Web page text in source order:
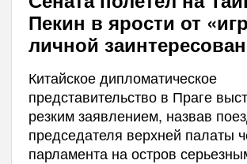
Пекин в ярости от
личной
Китайское дипломатическое
представительство в Праге
резким заявлением, назвав
председателя верхней палаты
парламента на остров